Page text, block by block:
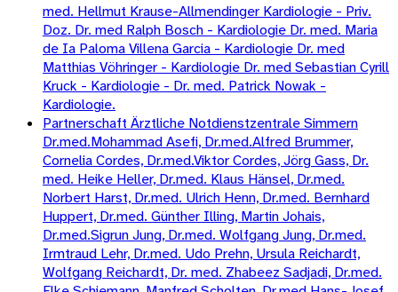
med. Hellmut Krause-Allmendinger Kardiologie - Priv.
Doz. Dr. med Ralph Bosch - Kardiologie Dr. med. Maria
de Ia Paloma Villena Garcia - Kardiologie Dr. med
Matthias Vöhringer - Kardiologie Dr. med Sebastian Cyrill
Kruck - Kardiologie - Dr. med. Patrick Nowak -
Kardiologie.
Partnerschaft Ärztliche Notdienstzentrale Simmern
Dr.med.Mohammad Asefi, Dr.med.Alfred Brummer,
Cornelia Cordes, Dr.med.Viktor Cordes, Jörg Gass, Dr.
med. Heike Heller, Dr.med. Klaus Hänsel, Dr.med.
Norbert Harst, Dr.med. Ulrich Henn, Dr.med. Bernhard
Huppert, Dr.med. Günther Illing, Martin Johais,
Dr.med.Sigrun Jung, Dr.med. Wolfgang Jung, Dr.med.
Irmtraud Lehr, Dr.med. Udo Prehn, Ursula Reichardt,
Wolfgang Reichardt, Dr. med. Zhabeez Sadjadi, Dr.med.